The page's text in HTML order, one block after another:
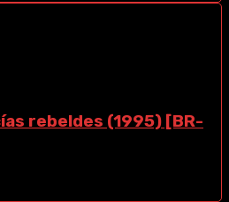
rebeldes (1995) [BR-